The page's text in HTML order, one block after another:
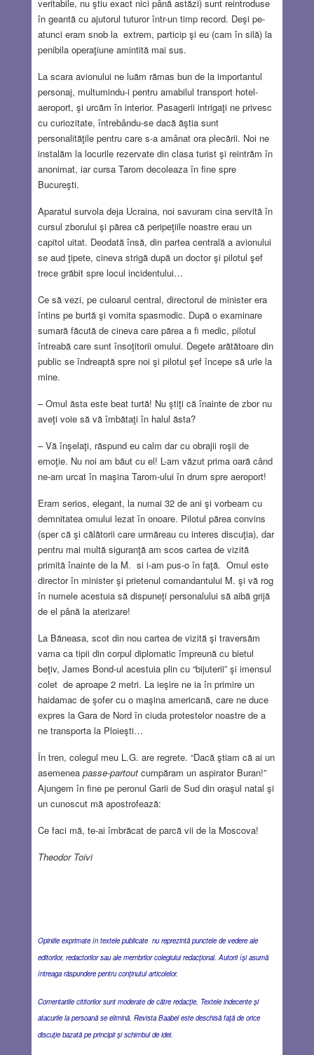
veritabile, nu ştiu exact nici până astăzi) sunt reintroduse
în geantă cu ajutorul tuturor într-un timp record. Deşi pe-
atunci eram snob la extrem, particip şi eu (cam în silă) la
penibila operaţiune amintită mai sus.
La scara avionului ne luăm rămas bun de la importantul
personaj, multumindu-i pentru amabilul transport hotel-
aeroport, şi urcăm în interior. Pasagerii intrigaţi ne privesc
cu curiozitate, întrebându-se dacă ăştia sunt
personalităţile pentru care s-a amânat ora plecării. Noi ne
instalăm la locurile rezervate din clasa turist şi reintrăm în
anonimat, iar cursa Tarom decoleaza în fine spre
Bucureşti.
Aparatul survola deja Ucraina, noi savuram cina servită în
cursul zborului şi părea că peripeţiile noastre erau un
capitol uitat. Deodată însă, din partea centrală a avionului
se aud ţipete, cineva strigă după un doctor şi pilotul şef
trece grăbit spre locul incidentului…
Ce să vezi, pe culoarul central, directorul de minister era
întins pe burtă şi vomita spasmodic. După o examinare
sumară făcută de cineva care părea a fi medic, pilotul
întreabă care sunt însoţitorii omului. Degete arătătoare din
public se îndreaptă spre noi şi pilotul şef începe să urle la
mine.
– Omul ăsta este beat turtă! Nu ştiţi că înainte de zbor nu
aveţi voie să vă îmbătaţi în halul ăsta?
– Vă înşelaţi, răspund eu calm dar cu obrajii roşii de
emoţie. Nu noi am băut cu el! L-am văzut prima oară când
ne-am urcat în maşina Tarom-ului în drum spre aeroport!
Eram serios, elegant, la numai 32 de ani şi vorbeam cu
demnitatea omului lezat în onoare. Pilotul părea convins
(sper că şi călătorii care urmăreau cu interes discuţia), dar
pentru mai multă siguranţă am scos cartea de vizită
primită înainte de la M. si i-am pus-o în faţă. Omul este
director în minister şi prietenul comandantului M. şi vă rog
în numele acestuia să dispuneţi personalului să aibă grijă
de el până la aterizare!
La Băneasa, scot din nou cartea de vizită şi traversăm
vama ca tipii din corpul diplomatic împreună cu bietul
beţiv, James Bond-ul acestuia plin cu “bijuterii” şi imensul
colet de aproape 2 metri. La ieşire ne ia în primire un
haidamac de şofer cu o maşina americană, care ne duce
expres la Gara de Nord în ciuda protestelor noastre de a
ne transporta la Ploieşti…
În tren, colegul meu L.G. are regrete. “Dacă ştiam că ai un
asemenea passe-partoutcumpăram un aspirator Buran!”
Ajungem în fine pe peronul Garii de Sud din oraşul natal şi
un cunoscut mă apostrofează:
Ce faci mă, te-ai îmbrăcat de parcă vii de la Moscova!
Theodor Toivi
Opiniile exprimate în textele publicate nu reprezintă punctele de vedere ale
editorilor, redactorilor sau ale membrilor colegiului redacţional. Autorii îşi asumă
întreaga răspundere pentru conţinutul articolelor.
Comentariile cititorilor sunt moderate de către redacţie. Textele indecente şi
atacurile la persoană se elimină. Revista Baabel este deschisă faţă de orice
discuţie bazată pe principii şi schimbul de idei.